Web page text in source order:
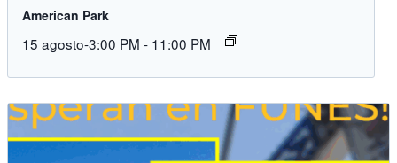
American Park
15 agosto-3:00 PM - 11:00 PM